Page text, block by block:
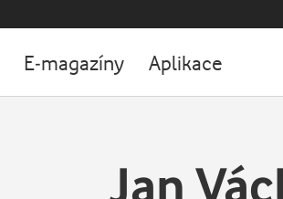
E-magazíny Aplikace
Jan